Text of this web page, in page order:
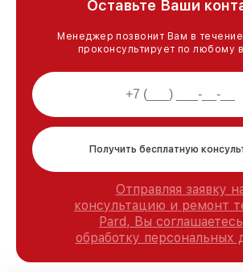
Оставьте Ваши
Менеджер позвонит Вам в течение
проконсультирует по любому
Получить бесплатную
Отправляя заявку
консультацию и ремонт
Pard, Вы
обработку персональных